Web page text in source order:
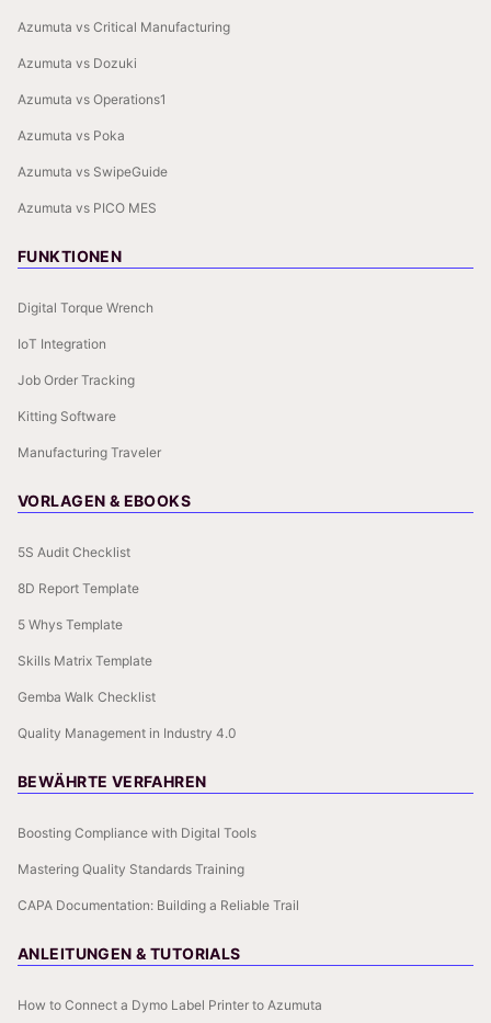
Azumuta vs Critical Manufacturing
Azumuta vs Dozuki
Azumuta vs Operations1
Azumuta vs Poka
Azumuta vs SwipeGuide
Azumuta vs PICO MES
FUNKTIONEN
Digital Torque Wrench
IoT Integration
Job Order Tracking
Kitting Software
Manufacturing Traveler
VORLAGEN & EBOOKS
5S Audit Checklist
8D Report Template
5 Whys Template
Skills Matrix Template
Gemba Walk Checklist
Quality Management in Industry 4.0
BEWÄHRTE VERFAHREN
Boosting Compliance with Digital Tools
Mastering Quality Standards Training
CAPA Documentation: Building a Reliable Trail
ANLEITUNGEN & TUTORIALS
How to Connect a Dymo Label Printer to Azumuta